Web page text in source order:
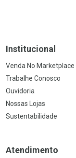
Institucional
Venda No Marketplace
Trabalhe Conosco
Ouvidoria
Nossas Lojas
Sustentabilidade
Atendimento